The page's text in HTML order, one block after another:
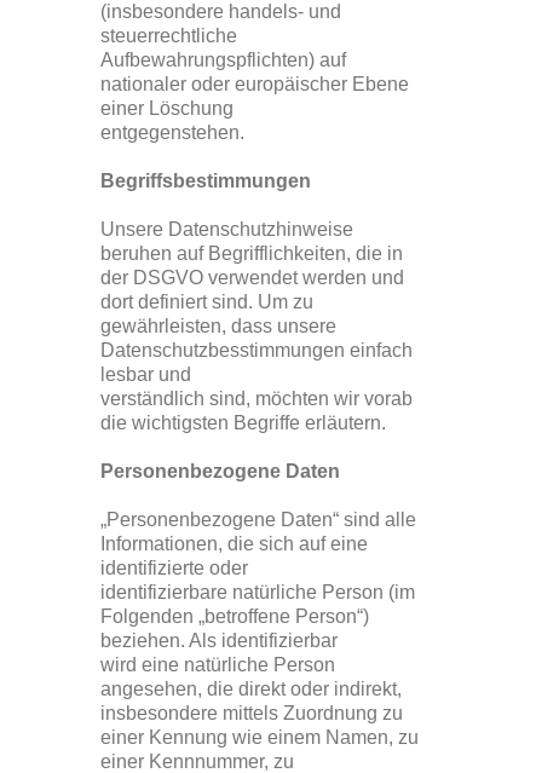
(insbesondere handels- und
steuerrechtliche
Aufbewahrungspflichten) auf
nationaler oder europäischer Ebene
einer Löschung
entgegenstehen.
Begriffsbestimmungen
Unsere Datenschutzhinweise
beruhen auf Begrifflichkeiten, die in
der DSGVO verwendet werden und
dort definiert sind. Um zu
gewährleisten, dass unsere
Datenschutzbesstimmungen einfach
lesbar und
verständlich sind, möchten wir vorab
die wichtigsten Begriffe erläutern.
Personenbezogene Daten
„Personenbezogene Daten“ sind alle
Informationen, die sich auf eine
identifizierte oder
identifizierbare natürliche Person (im
Folgenden „betroffene Person“)
beziehen. Als identifizierbar
wird eine natürliche Person
angesehen, die direkt oder indirekt,
insbesondere mittels Zuordnung zu
einer Kennung wie einem Namen, zu
einer Kennnummer, zu